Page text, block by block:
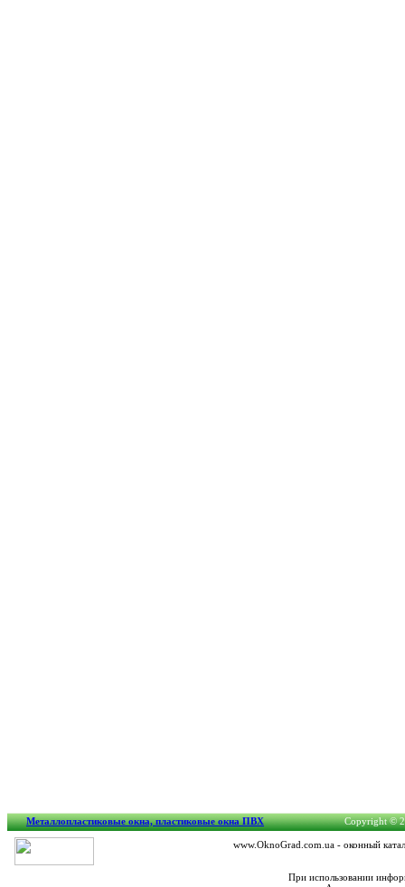
Металлопластиковые окна, пластиковые окна ПВХ Copyright ©
www.OknoGrad.com.ua - оконный
При использовании